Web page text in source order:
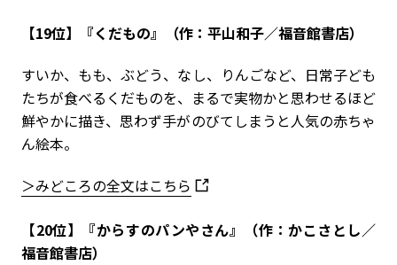
【19位】『くだもの』（作：平山和子／福音館書店）
すいか、もも、ぶどう、なし、りんごなど、日常子ども
たちが食べるくだものを、まるで実物かと思わせるほど
鮮やかに描き、思わず手がのびてしまうと人気の赤ちゃ
ん絵本。
＞みどころの全文はこちら
【20位】『からすのパンやさん』（作：かこさとし／
福音館書店）